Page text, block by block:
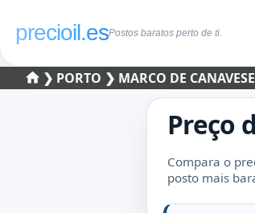
precioil.esPostos baratos perto de ti.
❯ PORTO ❯ MARCO DE
Preço
Compara o
posto mais